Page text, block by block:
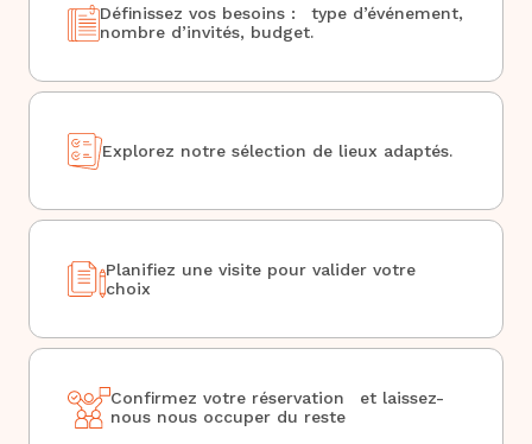
Définissez vos besoins : type d’événement,
nombre d’invités, budget.
Explorez notre sélection de lieux adaptés.
Planifiez une visite pour valider votre
choix
Confirmez votre réservation et laissez-
nous nous occuper du reste